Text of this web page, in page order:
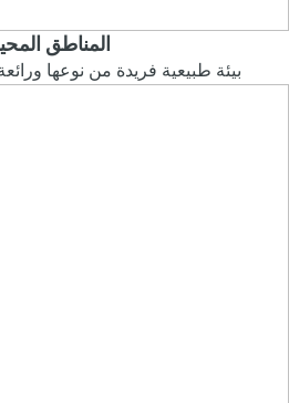
المناطق
بيئة طبيعية فريدة من نوعها